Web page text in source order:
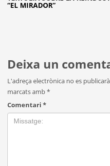
“EL MIRADOR”
Deixa un
L'adreça electrònica no es
marcats amb*
Comentari *